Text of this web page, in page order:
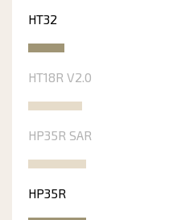
HT32
HT18R V2.0
HP35R SAR
HP35R